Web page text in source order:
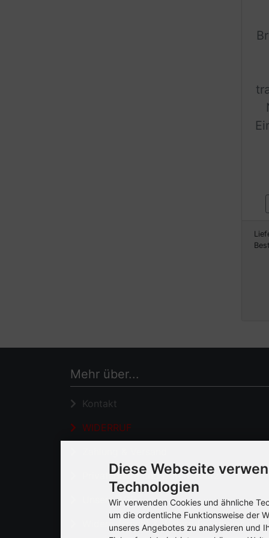
Mehr über...
Kontakt
WIDERRUF
Privatsphäre und Datenschutz
Unsere AGB
Widerrufsrecht & Widerrufsformular
Diese Webseite
Technologien
Wir verwenden Cookies und ähnliche
um die ordentliche Funktionsweise der
unseres Angebotes zu analysieren und